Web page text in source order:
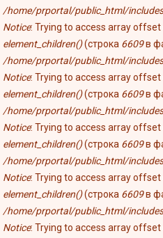
/home/prportal/public_html/
Notice: Trying to access array
element_children()(строка 6609в
/home/prportal/public_html/
Notice: Trying to access array
element_children()(строка 6609в
/home/prportal/public_html/
Notice: Trying to access array
element_children()(строка 6609в
/home/prportal/public_html/
Notice: Trying to access array
element_children()(строка 6609в
/home/prportal/public_html/
Notice: Trying to access array